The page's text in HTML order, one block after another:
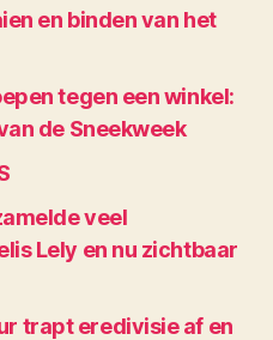
en binden van het
tegen een winkel:
de Sneekweek
veel
Lely en nu zichtbaar
trapt eredivisie af en